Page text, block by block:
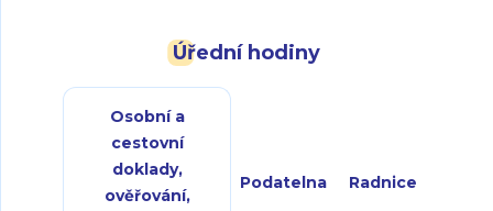
Úřední hodiny
Osobní a
cestovní
doklady,
ověřování,
Podatelna Radnice